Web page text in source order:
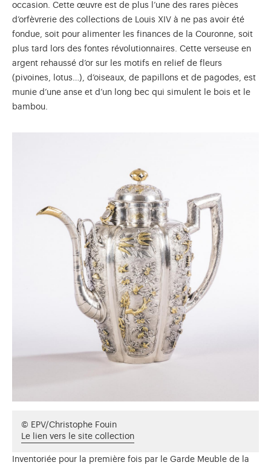
occasion. Cette œuvre est de plus l’une des rares pièces
d’orfèvrerie des collections de Louis XIV à ne pas avoir été
fondue, soit pour alimenter les finances de la Couronne, soit
plus tard lors des fontes révolutionnaires. Cette verseuse en
argent rehaussé d’or sur les motifs en relief de fleurs
(pivoines, lotus…), d’oiseaux, de papillons et de pagodes, est
munie d’une anse et d’un long bec qui simulent le bois et le
bambou.
© EPV/Christophe Fouin
Le lien vers le site collection
Inventoriée pour la première fois par le Garde Meuble de la